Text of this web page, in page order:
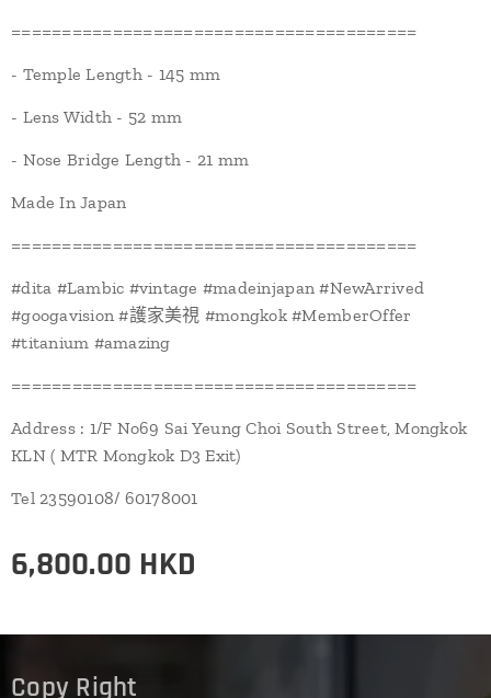
========================================
- Temple Length - 145 mm
- Lens Width - 52 mm
- Nose Bridge Length - 21 mm
Made In Japan
========================================
#dita #Lambic #vintage #madeinjapan #NewArrived
#googavision #護家美視 #mongkok #MemberOffer
#titanium #amazing
========================================
Address : 1/F No69 Sai Yeung Choi South Street, Mongkok
KLN ( MTR Mongkok D3 Exit)
Tel 23590108/ 60178001
6,800.00 HKD
Copy Right